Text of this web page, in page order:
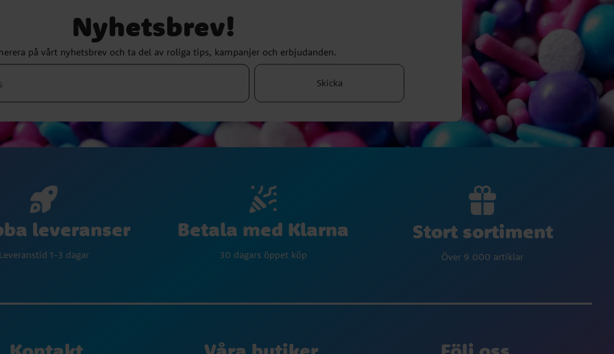
Nyhetsbrev!
på vårt nyhetsbrev och ta del av roliga tips, kampanjer och erbjudanden.
Skicka
leveranser
Leveranstid 1-3 dagar
Betala med Klarna
30 dagars öppet köp
Stort sortiment
Över 9 000 artiklar